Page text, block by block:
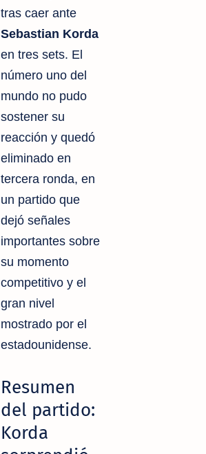
tras caer ante
Sebastian Korda
en tres sets. El
número uno del
mundo no pudo
sostener su
reacción y quedó
eliminado en
tercera ronda, en
un partido que
dejó señales
importantes sobre
su momento
competitivo y el
gran nivel
mostrado por el
estadounidense.
Resumen
del partido:
Korda